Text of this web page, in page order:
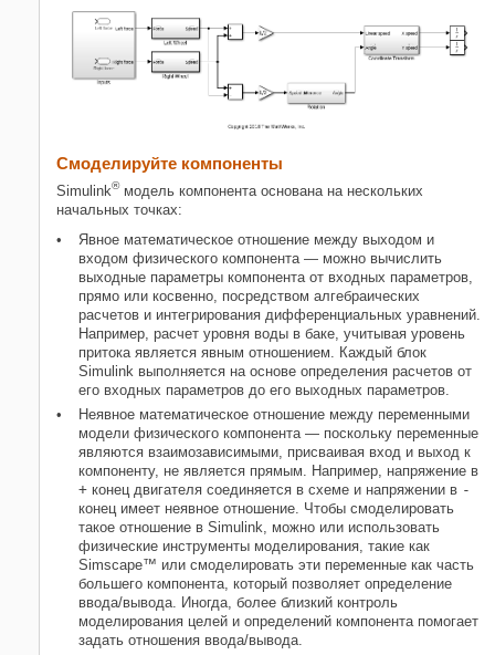
Смоделируйте компоненты
Simulink®модель компонента основана на нескольких
начальных точках:
Явное математическое отношение между выходом и
входом физического компонента — можно вычислить
выходные параметры компонента от входных параметров,
прямо или косвенно, посредством алгебраических
расчетов и интегрирования дифференциальных уравнений.
Например, расчет уровня воды в баке, учитывая уровень
притока является явным отношением. Каждый блок
Simulink выполняется на основе определения расчетов от
его входных параметров до его выходных параметров.
Неявное математическое отношение между переменными
модели физического компонента — поскольку переменные
являются взаимозависимыми, присваивая вход и выход к
компоненту, не является прямым. Например, напряжение в
+ конец двигателя соединяется в схеме и напряжении в -
конец имеет неявное отношение. Чтобы смоделировать
такое отношение в Simulink, можно или использовать
физические инструменты моделирования, такие как
Simscape™ или смоделировать эти переменные как часть
большего компонента, который позволяет определение
ввода/вывода. Иногда, более близкий контроль
моделирования целей и определений компонента помогает
задать отношения ввода/вывода.